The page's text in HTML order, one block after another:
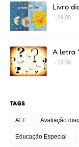
Livro
09:08
A letra
16:38
TAGS
AEE Avaliação
Educação Especial